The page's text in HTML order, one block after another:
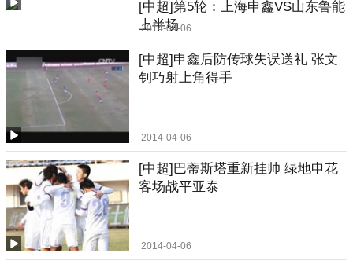
[中超]第5轮：上海申鑫VS山东鲁能
上半场
2014-04-06
[中超]申鑫后防传球失误送礼 张文
钊巧射上角得手
2014-04-06
[中超]巴蒂斯塔重新挂帅 绿地申花
客场战平亚泰
2014-04-06